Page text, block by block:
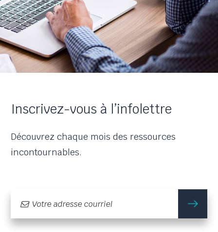
Inscrivez-vous à l’infolettre
Découvrez chaque mois des ressources
incontournables.